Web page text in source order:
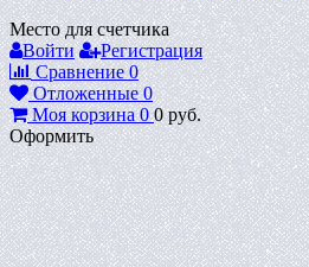
Место для счетчика
Войти
Регистрация
Сравнение 0
Отложенные 0
Моя корзина 0 0 руб.
Оформить